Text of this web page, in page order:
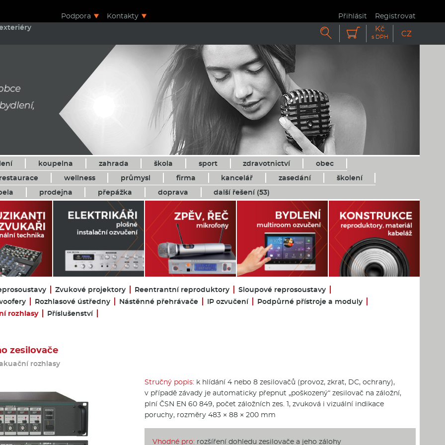
Podpora Kontakty Přihlásit Registrovat
  Kč
s DPH CZ
koupelna zahrada škola sport zdravotnictví
obec
wellness průmysl firma kancelář zasedání
školení
prodejna přepážka doprava další řešení (53)
Zvukové projektory Reentrantní reproduktory
Sloupové reprosoustavy
Rozhlasové ústředny Nástěnné přehrávače IP ozvučení
Podpůrné přístroje a moduly
rozhlasy
Příslušenství
zesilovače
rozhlasy
Stručný popis: k hlídání 4 nebo 8 zesilovačů (provoz, zkrat, DC, ochrany),
v případě závady je automaticky přepnut „poškozený“ zesilovač na záložní,
plní ČSN EN 60 849, počet záložních zes. 1, zvuková i vizuální indikace
poruchy, rozměry 483 × 88 × 200 mm
Vhodné pro: rozšíření dohledu zesilovače a jeho zálohy